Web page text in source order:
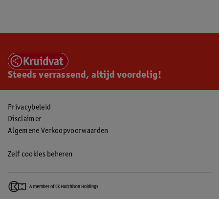
Steeds verrassend, altijd voordelig!
Privacybeleid
Disclaimer
Algemene Verkoopvoorwaarden
Zelf cookies beheren